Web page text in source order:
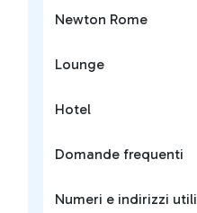
Newton Rome
Lounge
Hotel
Domande frequenti
Numeri e indirizzi utili